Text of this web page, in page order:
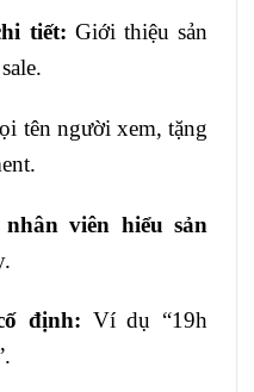
tiết: Giới thiệu sản
tên người xem, tặng
viên hiểu sản
định: Ví dụ “19h